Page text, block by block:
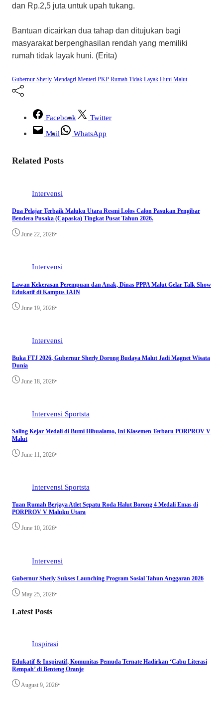
dan Rp.2,5 juta untuk upah tukang.
Bantuan dicairkan dua tahap dan ditujukan bagi
masyarakat berpenghasilan rendah yang memiliki
rumah tidak layak huni. (Erita)
Gubernur Sherly Mendagri Menteri PKP Rumah Tidak Layak Huni Malut
Facebook
Twitter
Mail
WhatsApp
Related Posts
Intervensi
Dua Pelajar Terbaik Maluku Utara Resmi Lolos Calon Pasukan Pengibar
Bendera Pusaka (Capaska) Tingkat Pusat Tahun 2026.
June 22, 2026•
Intervensi
Lawan Kekerasan Perempuan dan Anak, Dinas PPPA Malut Gelar Talk Show
Edukatif di Kampus IAIN
June 19, 2026•
Intervensi
Buka FTJ 2026, Gubernur Sherly Dorong Budaya Malut Jadi Magnet Wisata
Dunia
June 18, 2026•
Intervensi Sportsta
Saling Kejar Medali di Bumi Hibualamo, Ini Klasemen Terbaru PORPROV V
Malut
June 11, 2026•
Intervensi Sportsta
Tuan Rumah Berjaya Atlet Sepatu Roda Halut Borong 4 Medali Emas di
PORPROV V Maluku Utara
June 10, 2026•
Intervensi
Gubernur Sherly Sukses Launching Program Sosial Tahun Anggaran 2026
May 25, 2026•
Latest Posts
Inspirasi
Edukatif & Inspiratif, Komunitas Pemuda Ternate Hadirkan ‘Cabu Literasi
Rempah’ di Benteng Oranje
August 9, 2026•